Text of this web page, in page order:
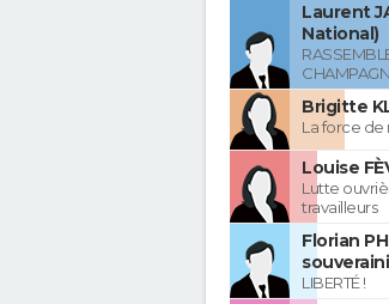
Laurent
National)
Brigitte
La force de
Louise
Lutte
travailleurs
Florian
LIBERTÉ !